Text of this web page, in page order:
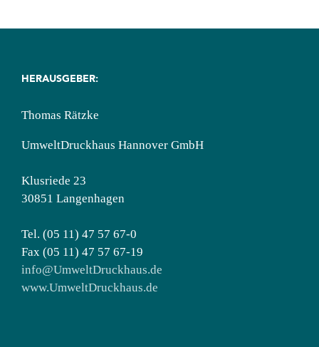
HERAUSGEBER:
Thomas Rätzke
UmweltDruckhaus Hannover GmbH
Klusriede 23
30851 Langenhagen
Tel. (05 11) 47 57 67-0
Fax (05 11) 47 57 67-19
info@UmweltDruckhaus.de
www.UmweltDruckhaus.de